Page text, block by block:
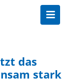
das
stark